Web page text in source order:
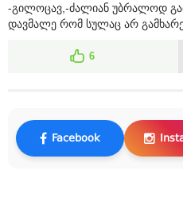
-გილოცავ,-ძალიან უბრალოდ
დავმალე რომ სულაც არ
6
Facebook